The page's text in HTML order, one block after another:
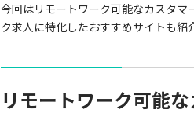
今回はリモートワーク可能なカスタ
ク求人に特化したおすすめサイトも紹
リモートワーク可能